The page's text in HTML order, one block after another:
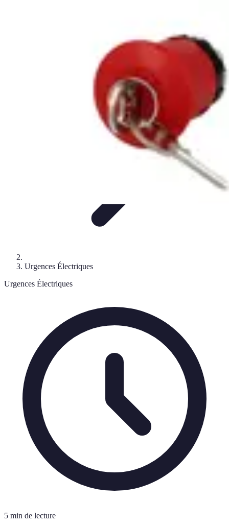
Urgences Électriques
Urgences Électriques
5 min de lecture